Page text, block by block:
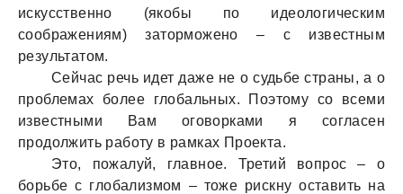
искусственно (якобы по идеологическим
соображениям) заторможено – с известным
результатом.
Сейчас речь идет даже не о судьбе страны, а о
проблемах более глобальных. Поэтому со всеми
известными Вам оговорками я согласен
продолжить работу в рамках Проекта.
Это, пожалуй, главное. Третий вопрос – о
борьбе с глобализмом – тоже рискну оставить на